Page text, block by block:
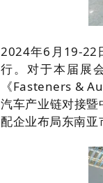
2024年6月19-22
行。对于本届展
《Fasteners &
汽车产业链对接
配企业布局东南亚